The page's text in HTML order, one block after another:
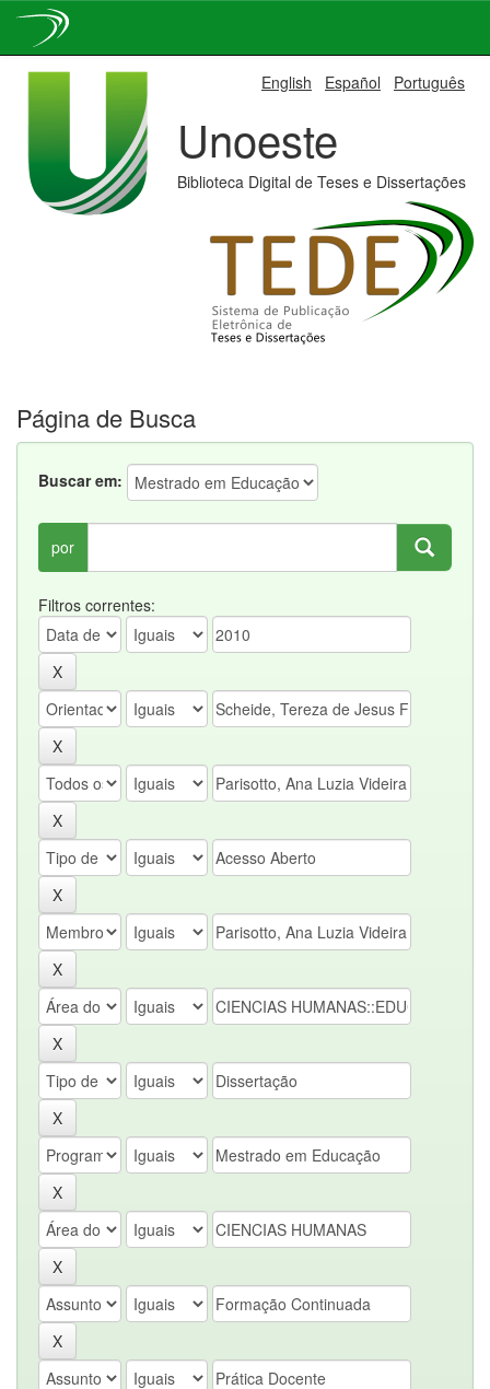
English Español Português
Unoeste
Biblioteca Digital de Teses e Dissertações
Página de Busca
Buscar em:
por
Filtros correntes: